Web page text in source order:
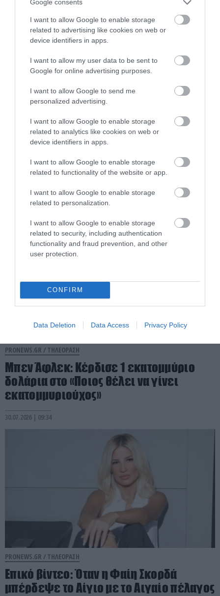
Google consents
I want to allow Google to enable storage
related to advertising like cookies on web or
device identifiers in apps.
I want to allow my user data to be sent to
Google for online advertising purposes.
I want to allow Google to send me
personalized advertising.
I want to allow Google to enable storage
related to analytics like cookies on web or
device identifiers in apps.
I want to allow Google to enable storage
related to functionality of the website or app.
I want to allow Google to enable storage
related to personalization.
I want to allow Google to enable storage
related to security, including authentication
functionality and fraud prevention, and other
user protection.
CONFIRM
Data Deletion Data Access Privacy Policy
30.07.2026 | 11:15
PRONEWS.GR /ΤΗΛΕΟΡΑΣΗ
«Ναταλιιιιι»: Όταν ο Θέμης Γεωργαντάς
μέθυσε στο πλατό της εκπομπής – Δεν
τον μάζευε κανείς!
PRONEWS.GR / ΤΗΛΕΟΡΑΣΗ
Μπεν Άφλεκ: Κέρδισε 1 εκατομμύριο
δολάρια στο «Ποιος θέλει να γίνει
εκατομμυριούχος»
30.07.2026 | 09:34
PRONEWS.GR / ΤΗΛΕΟΡΑΣΗ
Επικό βίντεο: Όταν η Φαίη Σκορδά
μπέρδεψε το Αίγιο με το Αιγαίο πέλαγος